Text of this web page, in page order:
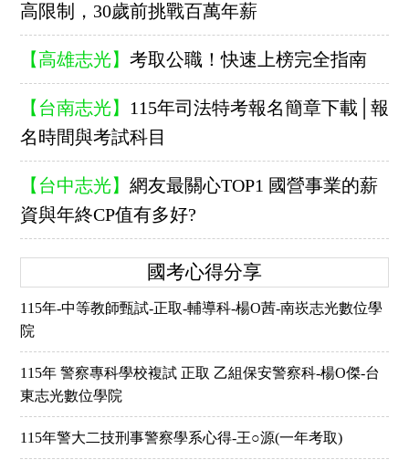
高限制，30歲前挑戰百萬年薪
【高雄志光】 考取公職！快速上榜完全指南
【台南志光】 115年司法特考報名簡章下載│報
名時間與考試科目
【台中志光】 網友最關心TOP1 國營事業的薪
資與年終CP值有多好?
國考心得分享
115年-中等教師甄試-正取-輔導科-楊O茜-南崁志光數位學
院
115年 警察專科學校複試 正取 乙組保安警察科-楊O傑-台
東志光數位學院
115年警大二技刑事警察學系心得-王○源(一年考取)